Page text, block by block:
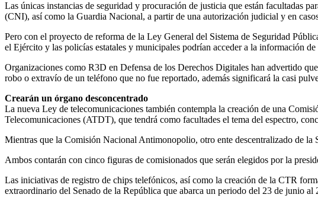
Las únicas instancias de seguridad y procuración de justicia que están facultadas
(CNI), así como la Guardia Nacional, a partir de una autorización judicial y en
Pero con el proyecto de reforma de la Ley General del Sistema de Seguridad
el Ejército y las policías estatales y municipales podrían acceder a la información de
Organizaciones como R3D en Defensa de los Derechos Digitales han advertido
robo o extravío de un teléfono que no fue reportado, además significará la casi
Crearán un órgano desconcentrado
La nueva Ley de telecomunicaciones también contempla la creación de una
Telecomunicaciones (ATDT), que tendrá como facultades el tema del espectro,
Mientras que la Comisión Nacional Antimonopolio, otro ente descentralizado de la
Ambos contarán con cinco figuras de comisionados que serán elegidos por la
Las iniciativas de registro de chips telefónicos, así como la creación de la CTR
extraordinario del Senado de la República que abarca un periodo del 23 de junio al